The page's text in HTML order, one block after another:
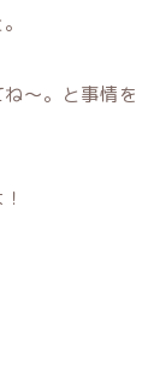
～。と事情を